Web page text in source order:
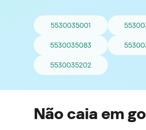
5530035001
5530035083
5530035202
Não caia em